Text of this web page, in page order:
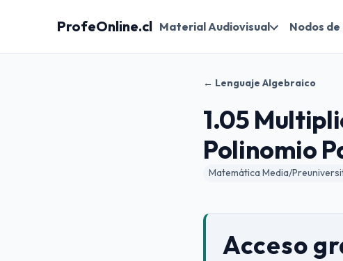
ProfeOnline.cl Material Audiovisual Nodos
← Lenguaje Algebraico
1.05
Polinomio
Matemática Media/
Acceso